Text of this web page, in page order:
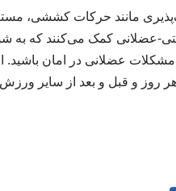
مانند حرکات کششی،
عضلانی کمک می‌کنند که به
مشکلات عضلانی در امان
روز و قبل و بعد از سایر